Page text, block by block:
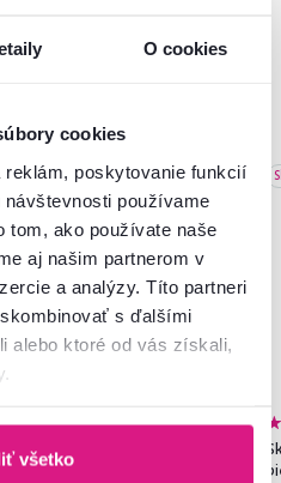
O cookies
cookies
reklám, poskytovanie funkcií
používame
tom, ako používate naše
aj našim partnerom v
a analýzy. Títo partneri
s ďalšími
alebo ktoré od vás získali,
všetko
4,7 799
Závesné kreslo,
medená/hnedá/krémová,